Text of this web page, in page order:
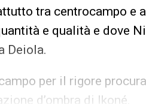
tra centrocampo e
e qualità e dove
Deiola.
per il rigore
d’ombra di Ikoné.